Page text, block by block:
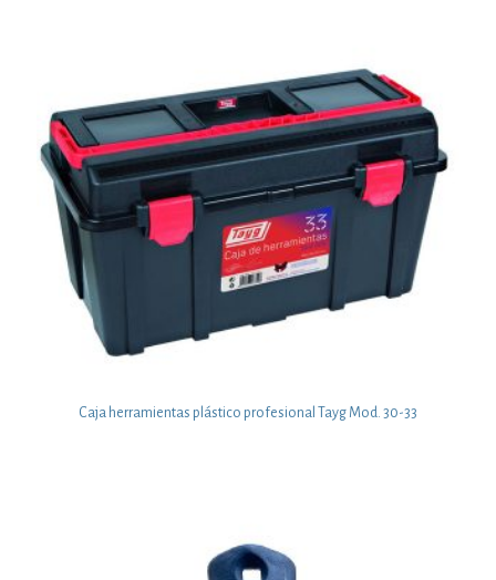
Caja herramientas plástico profesional Tayg Mod. 30-33